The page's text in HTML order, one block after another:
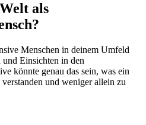
als
Menschen in deinem Umfeld
Einsichten in den
könnte genau das sein, was ein
und weniger allein zu